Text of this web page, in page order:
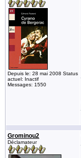
Depuis le: 28 mai 2008 Status
actuel: Inactif
Messages: 1550
Grominou2
Déclamateur